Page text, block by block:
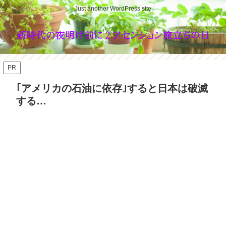
Just another WordPress site
PR
｢アメリカの石油に依存｣すると日本は破滅
する…